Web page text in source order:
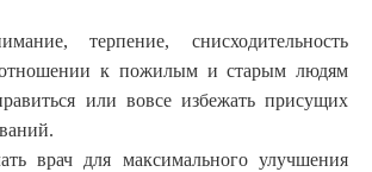
терпение, снисходительность
к пожилым и старым людям
или вовсе избежать присущих
врач для максимального улучшения